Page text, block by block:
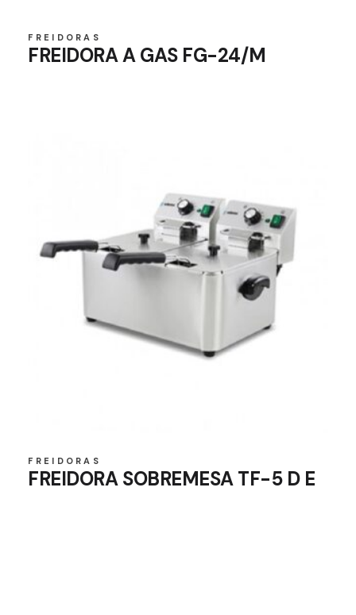
FREIDORAS
FREIDORA A GAS FG-24/M
FREIDORAS
FREIDORA SOBREMESA TF-5 D E